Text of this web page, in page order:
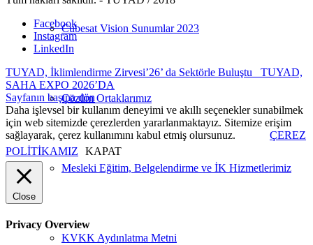
Cubesat Vision Sunumlar 2023
Çözüm Ortaklarımız
Mesleki Eğitim, Belgelendirme ve İK Hizmetlerimiz
KVKK Aydınlatma Metni
Facebook
Instagram
LinkedIn
TUYAD, İklimlendirme Zirvesi’26’ da Sektörle Buluştu
TUYAD,
SAHA EXPO 2026’DA
Sayfanın başına dön
Daha işlevsel bir kullanım deneyimi ve akıllı seçenekler sunabilmek
için web sitemizde çerezlerden yararlanmaktayız. Sitemize erişim
sağlayarak, çerez kullanımını kabul etmiş olursunuz.
ÇEREZ
POLİTİKAMIZ
KAPAT
Close
Privacy Overview